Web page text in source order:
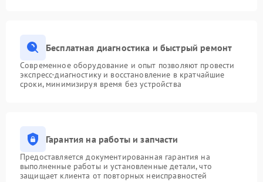
Бесплатная диагностика и быстрый ремонт
Современное оборудование и опыт позволяют провести
экспресс-диагностику и восстановление в кратчайшие
сроки, минимизируя время без устройства
Гарантия на работы и запчасти
Предоставляется документированная гарантия на
выполненные работы и установленные детали, что
защищает клиента от повторных неисправностей